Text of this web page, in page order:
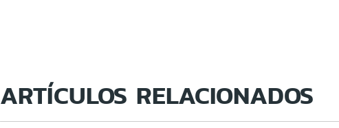
ARTÍCULOS RELACIONADOS